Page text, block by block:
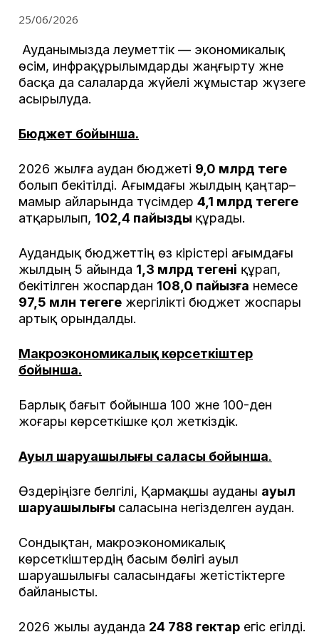
25/06/2026
Ауданымызда әлеуметтік — экономикалық
өсім, инфрақұрылымдарды жаңғырту және
басқа да салаларда жүйелі жұмыстар жүзеге
асырылуда.
Бюджет бойынша.
2026 жылға аудан бюджеті 9,0 млрд теңге
болып бекітілді. Ағымдағы жылдың қаңтар–
мамыр айларында түсімдер 4,1 млрд теңгеге
атқарылып, 102,4 пайызды құрады.
Аудандық бюджеттің өз кірістері ағымдағы
жылдың 5 айында 1,3 млрд теңгені құрап,
бекітілген жоспардан 108,0 пайызға немесе
97,5 млн теңгеге жергілікті бюджет жоспары
артық орындалды.
Макроэкономикалық көрсеткіштер
бойынша.
Барлық бағыт бойынша 100 және 100-ден
жоғары көрсеткішке қол жеткіздік.
Ауыл шаруашылығы саласы бойынша.
Өздеріңізге белгілі, Қармақшы ауданы ауыл
шаруашылығы саласына негізделген аудан.
Сондықтан, макроэкономикалық
көрсеткіштердің басым бөлігі ауыл
шаруашылығы саласындағы жетістіктерге
байланысты.
2026 жылы ауданда 24 788 гектар егіс егілді.